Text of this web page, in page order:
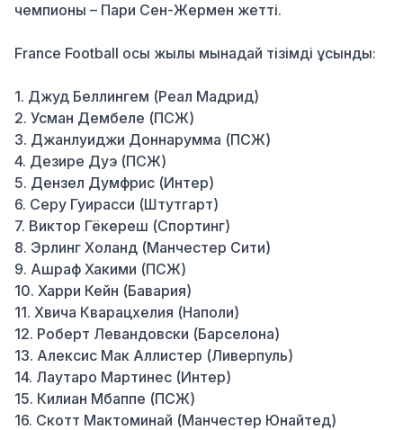
чемпионы – Пари Сен-Жермен жетті.
France Football осы жылы мынадай тізімді ұсынды:
1. Джуд Беллингем (Реал Мадрид)
2. Усман Дембеле (ПСЖ)
3. Джанлуиджи Доннарумма (ПСЖ)
4. Дезире Дуэ (ПСЖ)
5. Дензел Думфрис (Интер)
6. Серу Гуирасси (Штутгарт)
7. Виктор Гёкереш (Спортинг)
8. Эрлинг Холанд (Манчестер Сити)
9. Ашраф Хакими (ПСЖ)
10. Харри Кейн (Бавария)
11. Хвича Кварацхелия (Наполи)
12. Роберт Левандовски (Барселона)
13. Алексис Мак Аллистер (Ливерпуль)
14. Лаутаро Мартинес (Интер)
15. Килиан Мбаппе (ПСЖ)
16. Скотт Мактоминай (Манчестер Юнайтед)